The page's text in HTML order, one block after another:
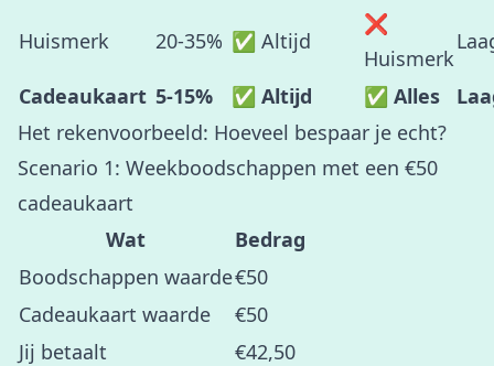
Huismerk 20-35% ✅ Altijd
❌
Huismerk
Cadeaukaart 5-15% ✅ Altijd ✅ Alles
Het rekenvoorbeeld: Hoeveel bespaar je echt?
Scenario 1: Weekboodschappen met een €50
cadeaukaart
Wat
Bedrag
Boodschappen waarde€50
Cadeaukaart waarde
€50
Jij betaalt
€42,50